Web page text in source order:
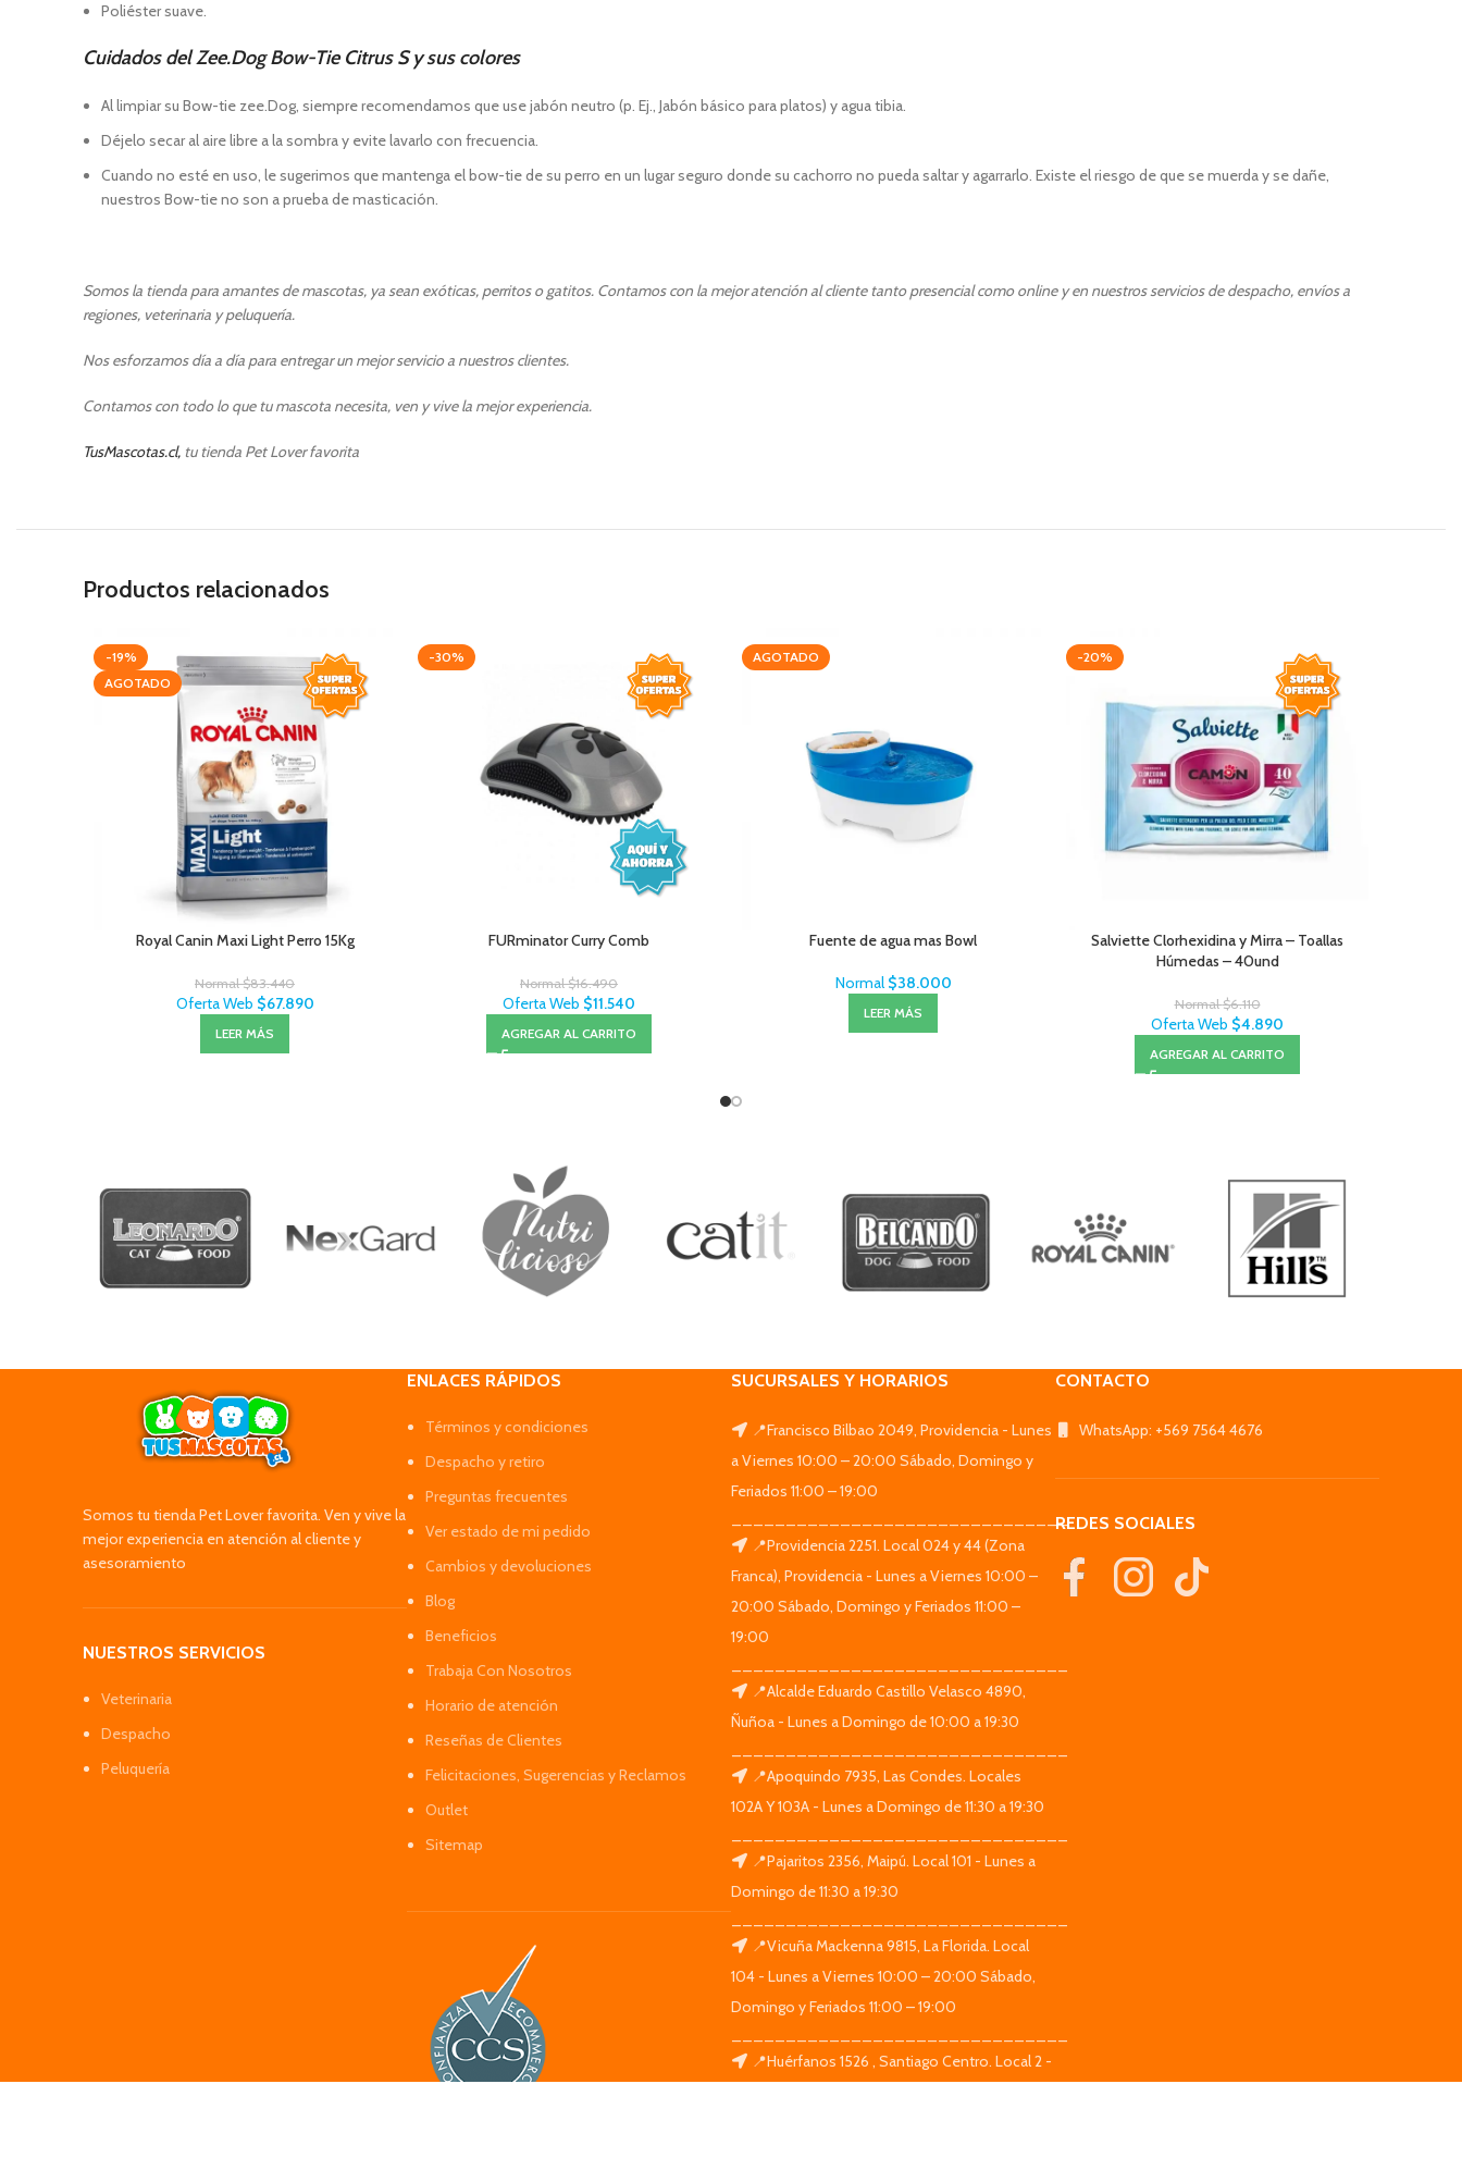
Poliéster suave.
Cuidados del Zee.Dog Bow-Tie Citrus S y sus colores
Al limpiar su Bow-tie zee.Dog, siempre recomendamos que use jabón neutro (p. Ej., Jabón básico para platos) y agua tibia.
Déjelo secar al aire libre a la sombra y evite lavarlo con frecuencia.
Cuando no esté en uso, le sugerimos que mantenga el bow-tie de su perro en un lugar seguro donde su cachorro no pueda saltar y agarrarlo. Existe el riesgo de que se muerda y se dañe,
nuestros Bow-tie no son a prueba de masticación.
Somos la tienda para amantes de mascotas, ya sean exóticas, perritos o gatitos. Contamos con la mejor atención al cliente tanto presencial como online y en nuestros servicios de despacho, envíos a
regiones, veterinaria y peluquería.
Nos esforzamos día a día para entregar un mejor servicio a nuestros clientes.
Contamos con todo lo que tu mascota necesita, ven y vive la mejor experiencia.
TusMascotas.cl, tu tienda Pet Lover favorita
Productos relacionados
-19%
AGOTADO
Royal Canin Maxi Light Perro 15Kg
Normal$83.440
Oferta Web $67.890
LEER MÁS
-30%
FURminator Curry Comb
Normal$16.490
Oferta Web $11.540
AGREGAR AL CARRITO
AGOTADO
Fuente de agua mas Bowl
Normal $38.000
LEER MÁS
-20%
Salviette Clorhexidina y Mirra – Toallas
Húmedas – 40und
Normal$6.110
Oferta Web $4.890
AGREGAR AL CARRITO
Somos tu tienda Pet Lover favorita. Ven y vive la
mejor experiencia en atención al cliente y
asesoramiento
NUESTROS SERVICIOS
Veterinaria
Despacho
Peluquería
ENLACES RÁPIDOS
Términos y condiciones
Despacho y retiro
Preguntas frecuentes
Ver estado de mi pedido
Cambios y devoluciones
Blog
Beneficios
Trabaja Con Nosotros
Horario de atención
Reseñas de Clientes
Felicitaciones, Sugerencias y Reclamos
Outlet
Sitemap
SUCURSALES Y HORARIOS
📍Francisco Bilbao 2049, Providencia - Lunes
a Viernes 10:00 – 20:00 Sábado, Domingo y
Feriados 11:00 – 19:00
_______________________________
📍Providencia 2251. Local 024 y 44 (Zona
Franca), Providencia - Lunes a Viernes 10:00 –
20:00 Sábado, Domingo y Feriados 11:00 –
19:00
📍Alcalde Eduardo Castillo Velasco 4890,
Ñuñoa - Lunes a Domingo de 10:00 a 19:30
📍Apoquindo 7935, Las Condes. Locales
102A Y 103A - Lunes a Domingo de 11:30 a 19:30
📍Pajaritos 2356, Maipú. Local 101 - Lunes a
Domingo de 11:30 a 19:30
📍Vicuña Mackenna 9815, La Florida. Local
104 - Lunes a Viernes 10:00 – 20:00 Sábado,
Domingo y Feriados 11:00 – 19:00
📍Huérfanos 1526 , Santiago Centro. Local 2 -
CONTACTO
WhatsApp: +569 7564 4676
REDES SOCIALES